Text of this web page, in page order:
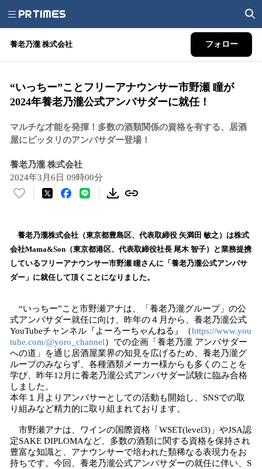
養老乃瀧 株式会社 フォロー
“いっちー”ことフリーアナウンサー市野瀬 瞳が
2024年養老乃瀧公式アンバサダーに就任！
マルチな才能を発揮！多数の酒類関係の資格を有する、居酒
屋にピッタリのアンバサダー登場！
養老乃瀧 株式会社
2024年3月6日 09時00分
い
！
数
を
み
中
で
す
養老乃瀧株式会社（東京都豊島区、代表取締役 矢満田 敏之）は株式
会社Mama&Son（東京都港区、代表取締役社長 尾木 智子）と業務提携
しているフリーアナウンサー市野瀬 瞳さんに「養老乃瀧公式アンバサ
ダー」に就任して頂くことになりました。
“いっちー”こと市野瀬アナは、「養老乃瀧グループ」の公
式アンバサダー就任に向け、昨年の４月から、養老乃瀧公式
YouTubeチャンネル『よーろーちゃんねる』（https://www.you
tube.com/@yoro_channel）での企画「養老乃瀧 アンバサダー
への道」を通じ居酒屋業界の知見を広げるため、養老乃瀧グ
ループのみならず、各種酒類メーカー様からも多くのことを
学び、昨年12月に養老乃瀧公式アンバサダー試験に臨み合格
しました。
本年１月よりアンバサーとしての活動も開始し、SNSでの取
り組みなど精力的に取り組まれております。
市野瀬アナは、ワインの国際資格「WSET(level3)」やJSA認
定SAKE DIPLOMAなど、多数の酒類に関する資格を保持され
豊富な知識と、アナウンサーで培われた類稀なる表現力をお
持ちです。今回、養老乃瀧公式アンバサダーの就任に伴い、S